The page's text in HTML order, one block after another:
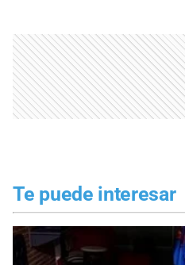
Te puede interesar